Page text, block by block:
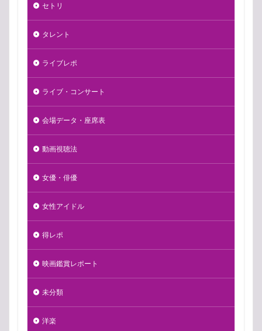
セトリ
タレント
ライブレポ
ライブ・コンサート
会場データ・座席表
動画視聴法
女優・俳優
女性アイドル
得レポ
映画鑑賞レポート
未分類
洋楽